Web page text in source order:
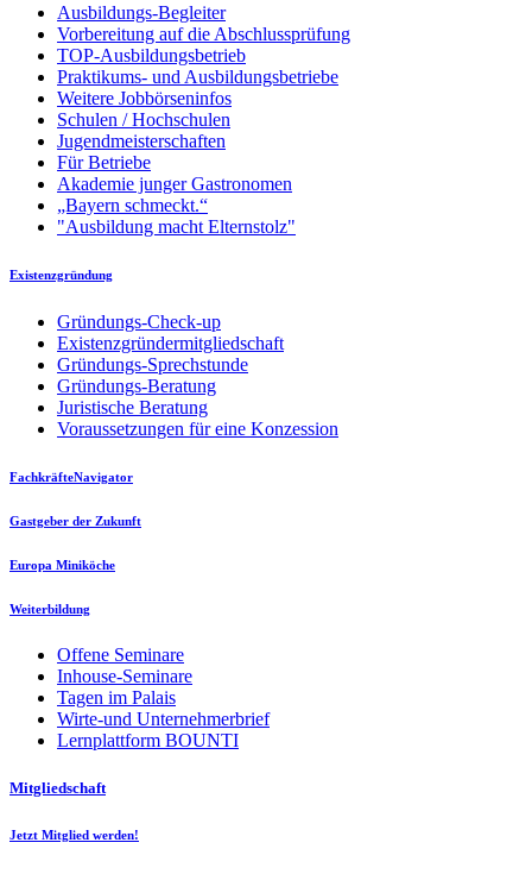
Ausbildungs-Begleiter
Vorbereitung auf die Abschlussprüfung
TOP-Ausbildungsbetrieb
Praktikums- und Ausbildungsbetriebe
Weitere Jobbörseninfos
Schulen / Hochschulen
Jugendmeisterschaften
Für Betriebe
Akademie junger Gastronomen
„Bayern schmeckt.“
"Ausbildung macht Elternstolz"
Existenzgründung
Gründungs-Check-up
Existenzgründermitgliedschaft
Gründungs-Sprechstunde
Gründungs-Beratung
Juristische Beratung
Voraussetzungen für eine Konzession
FachkräfteNavigator
Gastgeber der Zukunft
Europa Miniköche
Weiterbildung
Offene Seminare
Inhouse-Seminare
Tagen im Palais
Wirte-und Unternehmerbrief
Lernplattform BOUNTI
Mitgliedschaft
Jetzt Mitglied werden!